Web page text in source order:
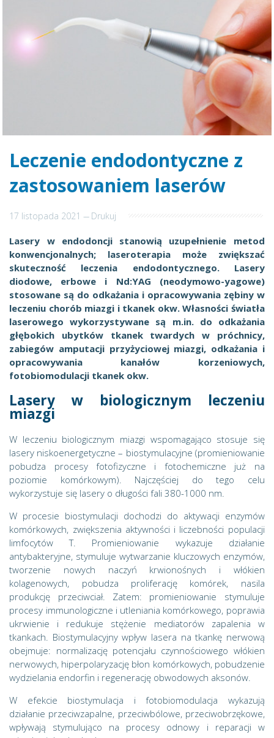
Leczenie endodontyczne z
zastosowaniem laserów
17 listopada 2021--- Drukuj
Lasery w endodoncji stanowią uzupełnienie metod
konwencjonalnych; laseroterapia może zwiększać
skuteczność leczenia endodontycznego. Lasery
diodowe, erbowe i Nd:YAG (neodymowo-yagowe)
stosowane są do odkażania i opracowywania zębiny w
leczeniu chorób miazgi i tkanek okw. Własności światła
laserowego wykorzystywane są m.in. do odkażania
głębokich ubytków tkanek twardych w próchnicy,
zabiegów amputacji przyżyciowej miazgi, odkażania i
opracowywania kanałów korzeniowych,
fotobiomodulacji tkanek okw.
Lasery w biologicznym leczeniu
miazgi
W leczeniu biologicznym miazgi wspomagająco stosuje się
lasery niskoenergetyczne – biostymulacyjne (promieniowanie
pobudza procesy fotofizyczne i fotochemiczne już na
poziomie komórkowym). Najczęściej do tego celu
wykorzystuje się lasery o długości fali 380-1000 nm.
W procesie biostymulacji dochodzi do aktywacji enzymów
komórkowych, zwiększenia aktywności i liczebności populacji
limfocytów T. Promieniowanie wykazuje działanie
antybakteryjne, stymuluje wytwarzanie kluczowych enzymów,
tworzenie nowych naczyń krwionośnych i włókien
kolagenowych, pobudza proliferację komórek, nasila
produkcję przeciwciał. Zatem: promieniowanie stymuluje
procesy immunologiczne i utleniania komórkowego, poprawia
ukrwienie i redukuje stężenie mediatorów zapalenia w
tkankach. Biostymulacyjny wpływ lasera na tkankę nerwową
obejmuje: normalizację potencjału czynnościowego włókien
nerwowych, hiperpolaryzację błon komórkowych, pobudzenie
wydzielania endorfin i regenerację obwodowych aksonów.
W efekcie biostymulacja i fotobiomodulacja wykazują
działanie przeciwzapalne, przeciwbólowe, przeciwobrzękowe,
wpływają stymulująco na procesy odnowy i reparacji w